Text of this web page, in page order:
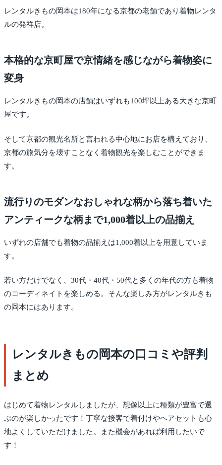
レンタルきもの岡本は180年になる京都の老舗であり着物レンタ
ルの発祥店。
本格的な京町屋で京情緒を感じながら着物姿に
変身
レンタルきもの岡本の店舗はいずれも100坪以上ある大きな京町
屋です。
そして京都の観光名所と言われる中心地にお店を構えており、
京都の旅気分を壊すことなく着物観光を楽しむことができま
す。
流行りのモダンなおしゃれな柄から落ち着いた
アンティークな柄まで1,000着以上の品揃え
いずれの店舗でも着物の品揃えは1,000着以上を用意していま
す。
若い方だけでなく、30代・40代・50代と多くの年代の方も着物
のコーディネイトを楽しめる。そんな楽しみ方がレンタルきも
の岡本にはあります。
レンタルきもの岡本の口コミや評判
まとめ
はじめて着物レンタルしましたが、想像以上に種類が豊富で選
ぶのが楽しかったです！丁寧な接客で着付けやヘアセットも心
地よくしていただけました。また機会があれば利用したいで
す！